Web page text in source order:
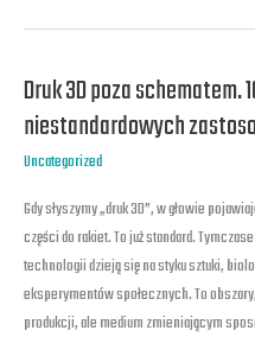
Druk 3D poza schematem.
niestandardowych
Uncategorized
Gdy słyszymy „druk 3D”, w głowie
części do rakiet. To już standard.
technologii dzieją się na styku sztuki,
eksperymentów społecznych. To
produkcji, ale medium zmieniającym
Druk
3D
poza
schematem.
10
naprawdę
niestandardowych
zastosowań,
o